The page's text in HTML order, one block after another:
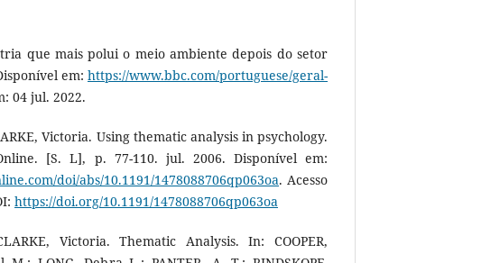
que mais polui o meio ambiente depois do setor
em: https://www.bbc.com/portuguese/geral-
04 jul. 2022.
Victoria. Using thematic analysis in psychology.
[S. L], p. 77-110. jul. 2006. Disponível em:
doi/abs/10.1191/1478088706qp063oa. Acesso
https://doi.org/10.1191/1478088706qp063oa
Victoria. Thematic Analysis. In: COOPER,